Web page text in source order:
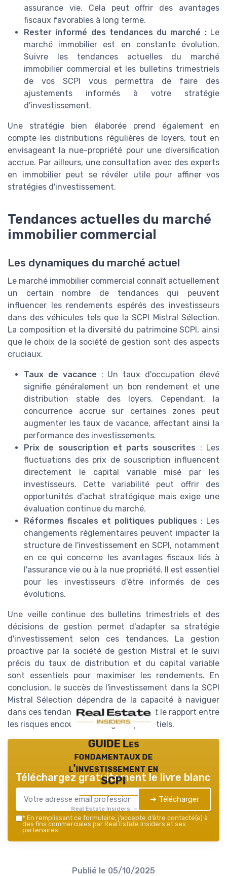
assurance vie. Cela peut offrir des avantages
fiscaux favorables à long terme.
Rester informé des tendances du marché :Le
marché immobilier est en constante évolution.
Suivre les tendances actuelles du marché
immobilier commercial et les bulletins trimestriels
de vos SCPI vous permettra de faire des
ajustements informés à votre stratégie
d'investissement.
Une stratégie bien élaborée prend également en
compte les distributions régulières de loyers, tout en
envisageant la nue-propriété pour une diversification
accrue. Par ailleurs, une consultation avec des experts
en immobilier peut se révéler utile pour affiner vos
stratégies d'investissement.
Tendances actuelles du marché
immobilier commercial
Les dynamiques du marché actuel
Le marché immobilier commercial connaît actuellement
un certain nombre de tendances qui peuvent
influencer les rendements espérés des investisseurs
dans des véhicules tels que la SCPI Mistral Sélection.
La composition et la diversité du patrimoine SCPI, ainsi
que le choix de la société de gestion sont des aspects
cruciaux.
Taux de vacance : Un taux d'occupation élevé
signifie généralement un bon rendement et une
distribution stable des loyers. Cependant, la
concurrence accrue sur certaines zones peut
augmenter les taux de vacance, affectant ainsi la
performance des investissements.
Prix de souscription et parts souscrites : Les
fluctuations des prix de souscription influencent
directement le capital variable misé par les
investisseurs. Cette variabilité peut offrir des
opportunités d'achat stratégique mais exige une
évaluation continue du marché.
Réformes fiscales et politiques publiques : Les
changements réglementaires peuvent impacter la
structure de l'investissement en SCPI, notamment
en ce qui concerne les avantages fiscaux liés à
l'assurance vie ou à la nue propriété. Il est essentiel
pour les investisseurs d'être informés de ces
évolutions.
Une veille continue des bulletins trimestriels et des
décisions de gestion permet d'adapter sa stratégie
d'investissement selon ces tendances. La gestion
proactive par la société de gestion Mistral et le suivi
précis du taux de distribution et du capital variable
sont essentiels pour maximiser les rendements. En
conclusion, le succès de l'investissement dans la SCPI
Mistral Sélection dépendra de la capacité à naviguer
dans ces tendances tout en optimisant le rapport entre
les risques encourus et les gains potentiels.
GUIDE Les
fondamentaux de
l'investissement en
SCPI
Real Estate Insiders — 2026
Téléchargez gratuitement le livre blanc
➔ Télécharger
* En remplissant ce formulaire, j’accepte d’être contacté(e) à
des fins commerciales par Real Estate Insiders et ses
partenaires.
Publié le 05/10/2025